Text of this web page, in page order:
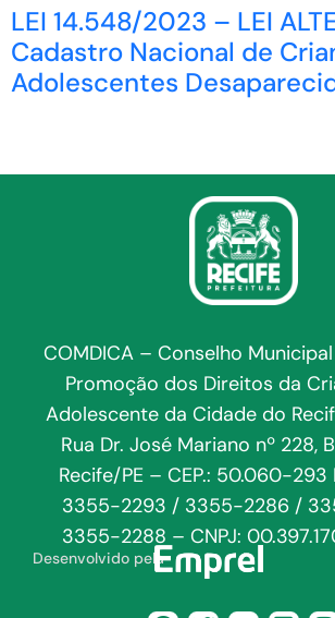
LEI 14.548/2023 – LEI
Cadastro Nacional de
Adolescentes
COMDICA – Conselho
Promoção dos Direitos da
Adolescente da Cidade do
Rua Dr. José Mariano nº 228,
Recife/PE – CEP.: 50.060-293
3355-2293 / 3355-2286 /
3355-2288 – CNPJ:
Desenvolvido pela